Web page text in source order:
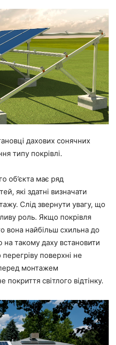
дахових сонячних
типу покрівлі.
об’єкта має ряд
які здатні визначати
Слід звернути увагу, що
роль. Якщо покрівля
вона найбільш схильна до
такому даху встановити
поверхні не
монтажем
світлого відтінку.